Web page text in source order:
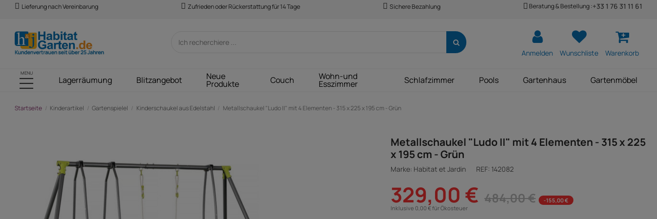
Lieferung nach Vereinbarung Zufrieden oder Rückerstattung für 14 Tage Sichere Bezahlung Beratung & Bestellung :+33 1 76 31 11 61
Anmelden Wunschliste Warenkorb
MENU
Lagerräumung Blitzangebot Neue
Produkte Couch Wohn-und
Esszimmer Schlafzimmer Pools Gartenhaus Gartenmöbel
Startseite Kinderartikel Gartenspielel Kinderschaukel aus Edelstahl Metallschaukel "Ludo II" mit 4 Elementen - 315 x 225 x 195 cm - Grün
Metallschaukel "Ludo II" mit 4 Elementen - 315 x 225
x 195 cm - Grün
Marke: Habitat et Jardin REF: 142082
329,00 € 484,00 €
-155,00 €
Inklusive 0,00 € für Ökosteuer